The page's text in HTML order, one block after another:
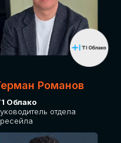
направим на почту
Романов
Облако
отдела